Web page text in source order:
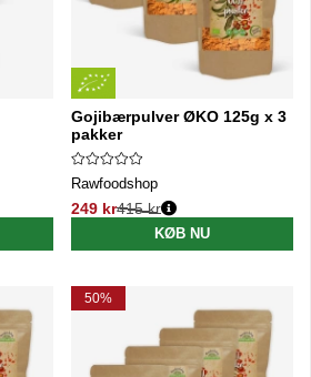
Gojibærpulver ØKO 125g x 3
pakker
Rawfoodshop
249 kr
Normalpris:
415 kr
KØB NU
50%